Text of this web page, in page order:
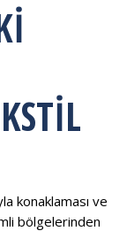
konaklaması ve
bölgelerinden